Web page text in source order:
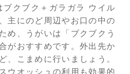
クブク＋ガラガラ ウイル
主にのど周辺やお口の中の
め、うがいは「ブクブクう
がおすすめです。外出先か
、こまめに行いましょう。
ウオッシュの利用も効果的